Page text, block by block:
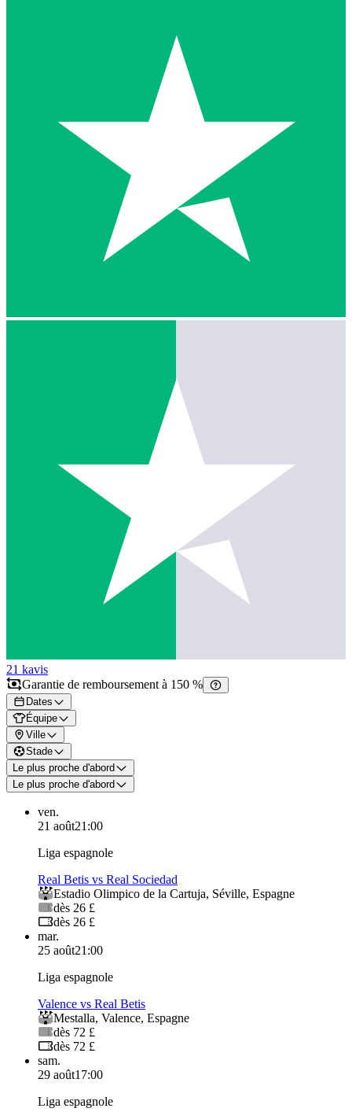
21 kavis
Garantie de remboursement à 150 %
Dates
Équipe
Ville
Stade
Le plus proche d'abord
Le plus proche d'abord
ven.
21 août21:00
Liga espagnole
Real Betis vs Real Sociedad
Estadio Olimpico de la Cartuja, Séville, Espagne
dès 26 £
dès 26 £
mar.
25 août21:00
Liga espagnole
Valence vs Real Betis
Mestalla, Valence, Espagne
dès 72 £
dès 72 £
sam.
29 août17:00
Liga espagnole